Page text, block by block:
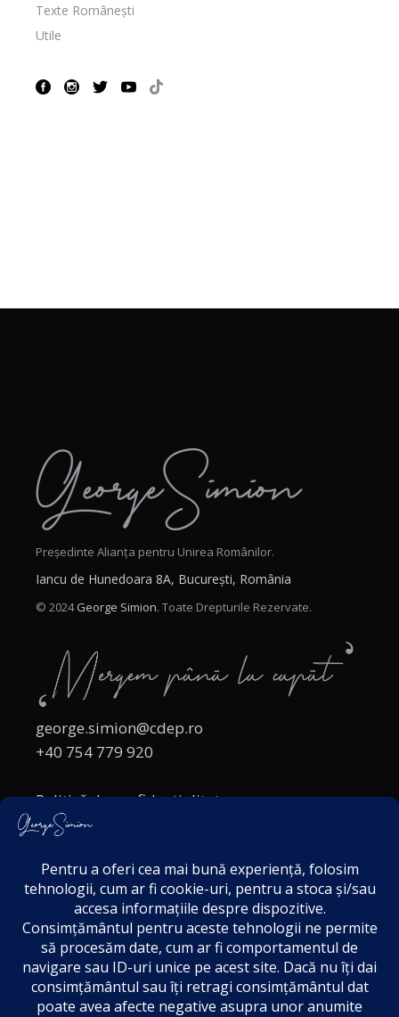
Texte Românești
Utile
Președinte Alianța pentru Unirea Românilor.
Iancu de Hunedoara 8A, București, România
© 2024George Simion. Toate Drepturile Rezervate.
george.simion@cdep.ro
+40 754 779 920
Politică de confidențialitate
Politica cookies
Acordul de markting
Disclaimer